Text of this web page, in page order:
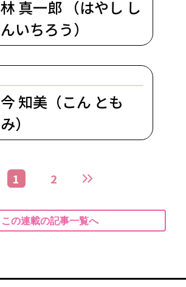
林 真一郎 （はやし し
んいちろう）
今 知美（こん とも
み）
1 2
この連載の記事一覧へ